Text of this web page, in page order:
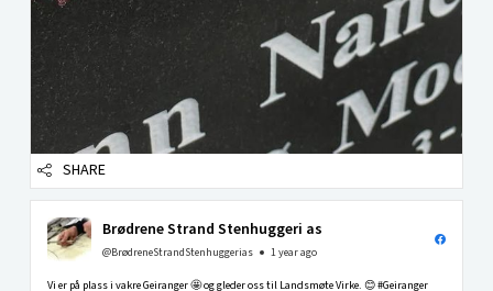
SHARE
Brødrene Strand Stenhuggeri as
@BrødreneStrandStenhuggerias 1 year ago
Vi er på plass i vakre Geiranger 🤩 og gleder oss til Landsmøte Virke. 😊 #Geiranger